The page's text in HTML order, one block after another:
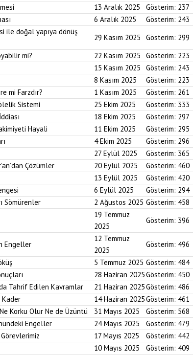
13 Aralık 2025 Gösterim: 237
6 Aralık 2025 Gösterim: 243
ile doğal yapıya dönüş
29 Kasım 2025 Gösterim: 299
mi? 22 Kasım 2025 Gösterim: 223
15 Kasım 2025 Gösterim: 243
8 Kasım 2025 Gösterim: 223
mi Farzdır? 1 Kasım 2025 Gösterim: 261
Sistemi 25 Ekim 2025 Gösterim: 333
18 Ekim 2025 Gösterim: 297
Hayali 11 Ekim 2025 Gösterim: 295
4 Ekim 2025 Gösterim: 296
27 Eylül 2025 Gösterim: 365
Çözümler 20 Eylül 2025 Gösterim: 460
13 Eylül 2025 Gösterim: 420
6 Eylül 2025 Gösterim: 294
Sömürenler 2 Ağustos 2025 Gösterim: 458
19 Temmuz
2025
Gösterim: 396
Engeller
12 Temmuz
2025
Gösterim: 496
5 Temmuz 2025 Gösterim: 484
28 Haziran 2025Gösterim: 450
Tahrif Edilen Kavramlar 21 Haziran 2025Gösterim: 486
Kader 14 Haziran 2025Gösterim: 461
Korku Olur Ne de Üzüntü 31 Mayıs 2025 Gösterim: 568
Engeller 24 Mayıs 2025 Gösterim: 479
Görevlerimiz 17 Mayıs 2025 Gösterim: 442
10 Mayıs 2025 Gösterim: 409